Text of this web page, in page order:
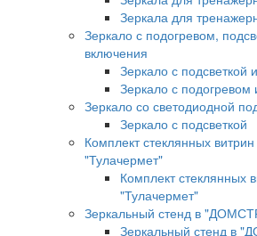
Зеркала для
Зеркало с подогревом,
включения
Зеркало с подсветкой
Зеркало с подогревом
Зеркало со светодиодной
Зеркало с подсветкой
Комплект стеклянных
"Тулачермет"
Комплект стеклянных
"Тулачермет"
Зеркальный стенд в
Зеркальный стенд в